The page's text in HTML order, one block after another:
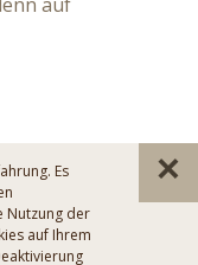
Es
Nutzung der
auf Ihrem
|
| Sitemap
|